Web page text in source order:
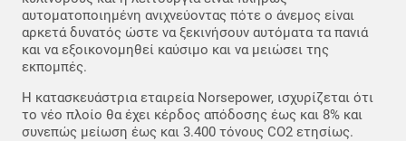
αυτοματοποιημένη ανιχνεύοντας πότε ο άνεμος είναι
αρκετά δυνατός ώστε να ξεκινήσουν αυτόματα τα πανιά
και να εξοικονομηθεί καύσιμο και να μειώσει της
εκπομπές.
Η κατασκευάστρια εταιρεία Norsepower, ισχυρίζεται ότι
το νέο πλοίο θα έχει κέρδος απόδοσης έως και 8% και
συνεπώς μείωση έως και 3.400 τόνους CO2 ετησίως.